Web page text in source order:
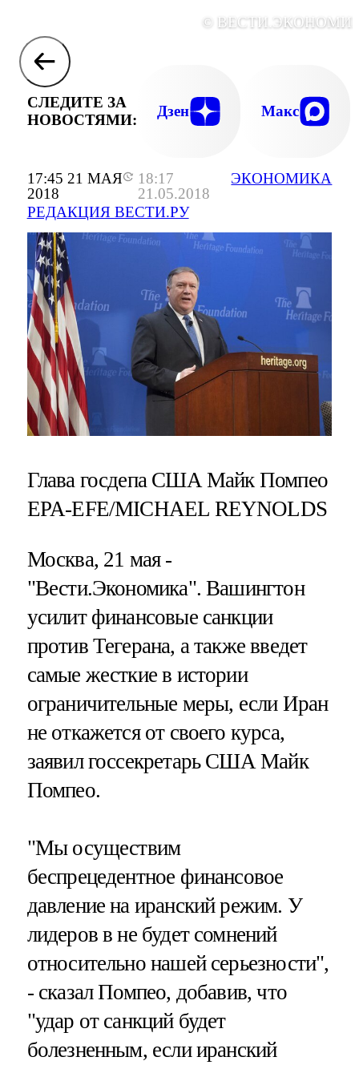
17:45 21 МАЯ
2018
18:17
21.05.2018
РЕДАКЦИЯ ВЕСТИ.РУ
ЭКОНОМИКА
©
СЛЕДИТЕ ЗА
НОВОСТЯМИ:
Дзен Макс
Глава госдепа США Майк Помпео
EPA-EFE/MICHAEL REYNOLDS
Москва, 21 мая -
"Вести.Экономика".Вашингтон
усилит финансовые санкции
против Тегерана, а также введет
самые жесткие в истории
ограничительные меры, если Иран
не откажется от своего курса,
заявил госсекретарь США Майк
Помпео.
"Мы осуществим
беспрецедентное финансовое
давление на иранский режим. У
лидеров в не будет сомнений
относительно нашей серьезности",
- сказал Помпео, добавив, что
"удар от санкций будет
болезненным, если иранский